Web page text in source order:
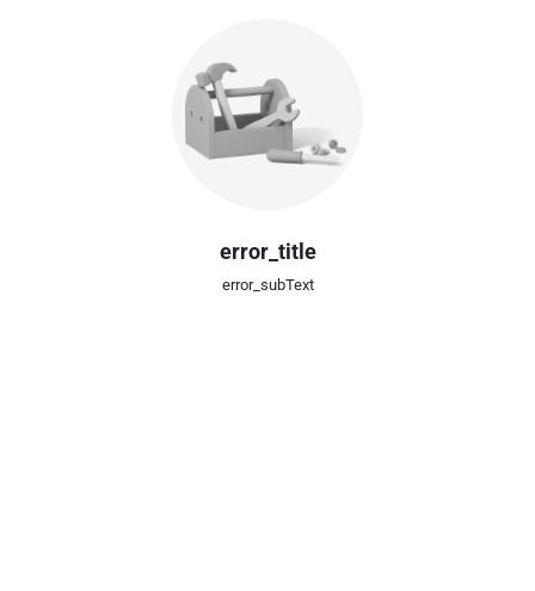
error_title
error_subText